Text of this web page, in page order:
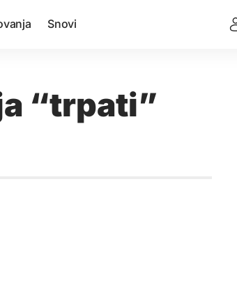
Snovi
“trpati”